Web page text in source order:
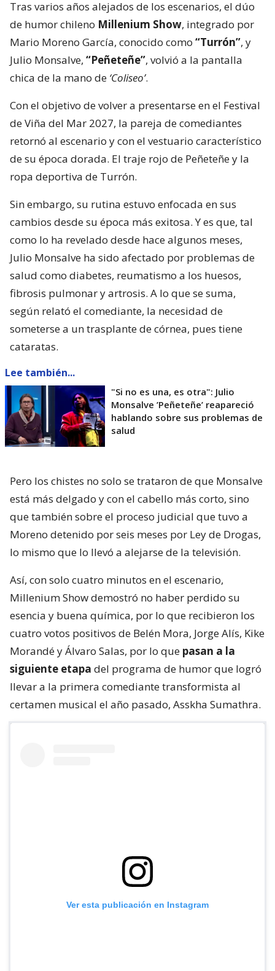
Tras varios años alejados de los escenarios, el dúo
de humor chileno Millenium Show, integrado por
Mario Moreno García, conocido como “Turrón”, y
Julio Monsalve, “Peñeteñe”, volvió a la pantalla
chica de la mano de ‘Coliseo’.
Con el objetivo de volver a presentarse en el Festival
de Viña del Mar 2027, la pareja de comediantes
retornó al escenario y con el vestuario característico
de su época dorada. El traje rojo de Peñeteñe y la
ropa deportiva de Turrón.
Sin embargo, su rutina estuvo enfocada en sus
cambios desde su época más exitosa. Y es que, tal
como lo ha revelado desde hace algunos meses,
Julio Monsalve ha sido afectado por problemas de
salud como diabetes, reumatismo a los huesos,
fibrosis pulmonar y artrosis. A lo que se suma,
según relató el comediante, la necesidad de
someterse a un trasplante de córnea, pues tiene
cataratas.
Lee también...
"Si no es una, es otra": Julio
Monsalve ’Peñeteñe’ reapareció
hablando sobre sus problemas de
salud
Pero los chistes no solo se trataron de que Monsalve
está más delgado y con el cabello más corto, sino
que también sobre el proceso judicial que tuvo a
Moreno detenido por seis meses por Ley de Drogas,
lo mismo que lo llevó a alejarse de la televisión.
Así, con solo cuatro minutos en el escenario,
Millenium Show demostró no haber perdido su
esencia y buena química, por lo que recibieron los
cuatro votos positivos de Belén Mora, Jorge Alís, Kike
Morandé y Álvaro Salas, por lo que pasan a la
siguiente etapa del programa de humor que logró
llevar a la primera comediante transformista al
certamen musical el año pasado, Asskha Sumathra.
Ver esta publicación en Instagram